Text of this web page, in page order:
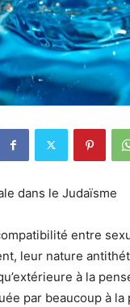
dans le Judaïsme
entre
leur nature
à la
par beaucoup à